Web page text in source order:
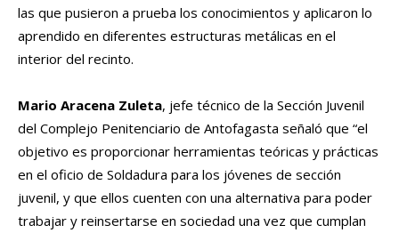
las que pusieron a prueba los conocimientos y aplicaron lo
aprendido en diferentes estructuras metálicas en el
interior del recinto.
Mario Aracena Zuleta, jefe técnico de la Sección Juvenil
del Complejo Penitenciario de Antofagasta señaló que “el
objetivo es proporcionar herramientas teóricas y prácticas
en el oficio de Soldadura para los jóvenes de sección
juvenil, y que ellos cuenten con una alternativa para poder
trabajar y reinsertarse en sociedad una vez que cumplan